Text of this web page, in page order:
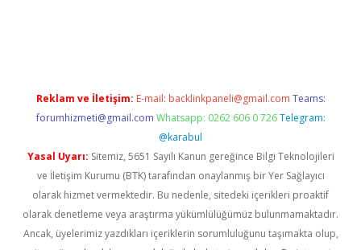
Reklam ve İletişim: E-mail: backlinkpaneli@gmail.com Teams:
forumhizmeti@gmail.com Whatsapp: 0262 606 0 726 Telegram:
@karabul
Yasal Uyarı: Sitemiz, 5651 Sayılı Kanun gereğince Bilgi Teknolojileri
ve İletişim Kurumu (BTK) tarafından onaylanmış bir Yer Sağlayıcı
olarak hizmet vermektedir. Bu nedenle, sitedeki içerikleri proaktif
olarak denetleme veya araştırma yükümlülüğümüz bulunmamaktadır.
Ancak, üyelerimiz yazdıkları içeriklerin sorumluluğunu taşımakta olup,